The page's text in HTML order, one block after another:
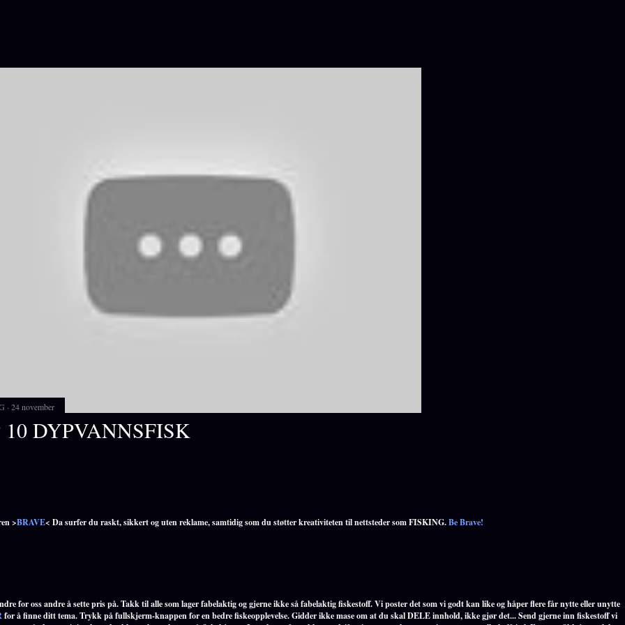
24 november
10 DYPVANNSFISK
>BRAVE< Da surfer du raskt, sikkert og uten reklame, samtidig som du støtter kreativiteten til nettsteder som FISKING.Be Brave!
for oss andre å sette pris på. Takk til alle som lager fabelaktig og gjerne ikke så fabelaktig fiskestoff. Vi poster det som vi godt kan like og håper flere får nytte eller unytte
for å finne ditt tema. Trykk på fullskjerm-knappen for en bedre fiskeopplevelse. Gidder ikke mase om at du skal DELE innhold, ikke gjør det... Send gjerne inn fiskestoff vi